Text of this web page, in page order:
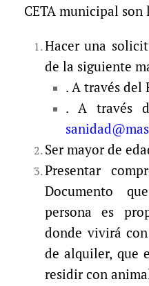
CETA municipal son
Hacer una
de la siguiente
. A través del
. A través
Ser mayor de
Presentar
Documento
persona es
donde vivirá
de alquiler, que
residir con